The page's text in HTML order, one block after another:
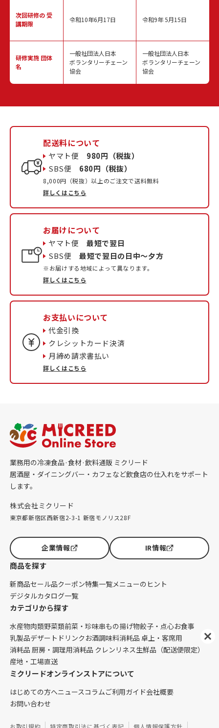
次回研修の受
講期限
研修実施 団体
名
令和10年6月17日
一般社団法人日本
ボランタリーチェーン
協会
令和9年 5月15日
一般社団法人日本
ボランタリーチェーン
協会
配送料について
ヤマト便 980円（税抜）
SBS便 680円（税抜）
8,000円（税抜）以上のご注文で送料無料
詳しくはこちら
お届けについて
ヤマト便最短で翌日
SBS便最短で翌日の日中〜夕方
※お届けする地域によって異なります。
詳しくはこちら
お支払いについて
代金引換
クレシットカード決済
月締め請求書払い
詳しくはこちら
業務用の冷凍食品·食材·飲料通販 ミクリード
居酒屋・ダイニングバー・カフェなど飲食店の仕入れをサポート
します。
株式会社ミクリード
東京都新宿区西新宿2-3-1 新宿モノリス28F
企業情報 IR情報
商品を探す
新商品セール品クーポン特集一覧メニューのヒント
デジタルカタログ一覧
カテゴリから探す
水産物肉類野菜類前菜・珍味串もの揚げ物餃子・点心お食事
乳製品デザート ドリンク お酒調味料消耗品 卓上・客席用
消耗品 厨房・調理用消耗品 クレンリネス生鮮品（配送便限定）
産地・工場直送
ミクリードオンラインストアについて
はじめての方へニュースコラムご利用ガイド会社概要
お問い合わせ
お取引規約 特定商取引法に基づく表記 個人情報保護方針